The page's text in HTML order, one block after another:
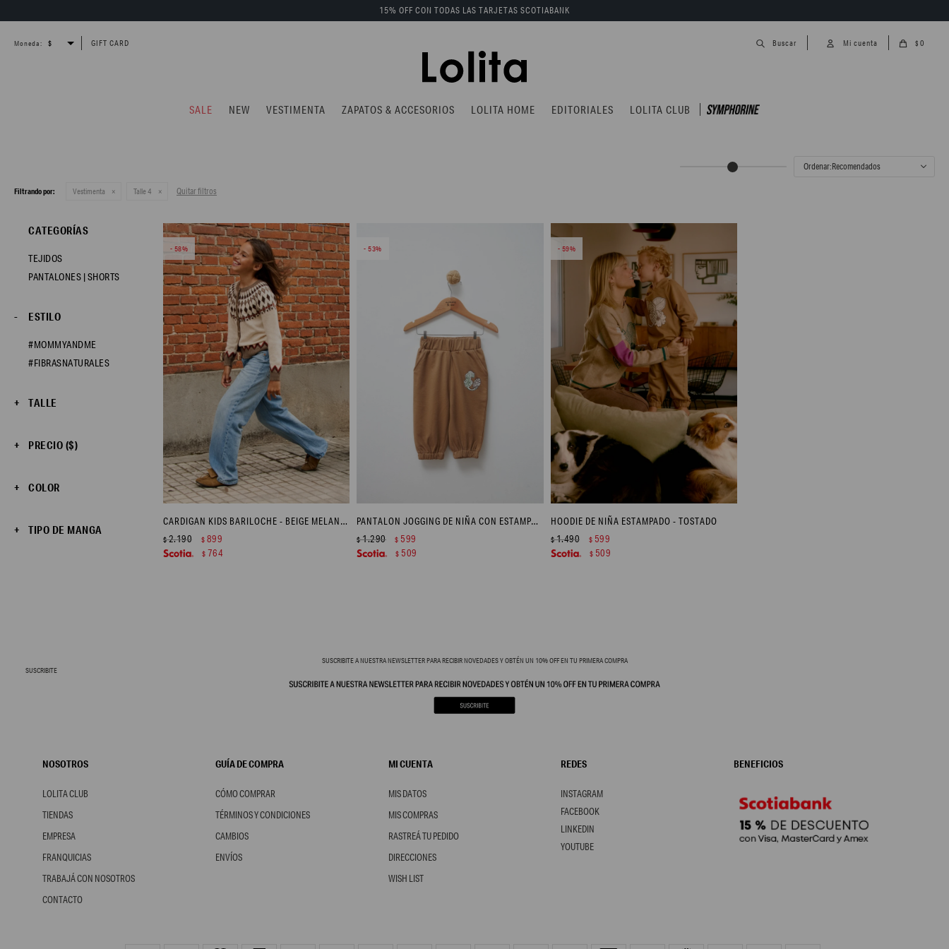
SALE NEW VESTIMENTA ZAPATOS & ACCESORIOS LOLITA HOME EDITORIALES LOLITA CLUB
$ 0
15% OFF CON TODAS LAS TARJETAS SCOTIABANK
Moneda: GIFT CARD
Recomendados
Filtrando por: Vestimenta Talle 4 Quitar filtros
58
CARDIGAN KIDS BARILOCHE - BEIGE MELANGE
$2.190 $ 899
$ 764
53
PANTALON JOGGING DE NIÑA CON ESTAMPA - TOSTADO
$1.290 $ 599
$ 509
59
HOODIE DE NIÑA ESTAMPADO - TOSTADO
$1.490 $ 599
$ 509
CATEGORÍAS
TEJIDOS
PANTALONES | SHORTS
TALLE
PRECIO ($)
ESTILO
#MOMMYANDME
#FIBRASNATURALES
COLOR
TIPO DE MANGA
SUSCRIBITE A NUESTRA NEWSLETTER PARA RECIBIR NOVEDADES Y OBTÉN UN 10% OFF EN TU PRIMERA COMPRA
SUSCRIBITE
NOSOTROS
LOLITA CLUB
TIENDAS
EMPRESA
FRANQUICIAS
TRABAJÁ CON NOSOTROS
CONTACTO
GUÍA DE COMPRA
CÓMO COMPRAR
TÉRMINOS Y CONDICIONES
CAMBIOS
ENVÍOS
MI CUENTA
MIS DATOS
MIS COMPRAS
RASTREÁ TU PEDIDO
DIRECCIONES
WISH LIST
REDES
FACEBOOK
YOUTUBE
INSTAGRAM
LINKEDIN
BENEFICIOS